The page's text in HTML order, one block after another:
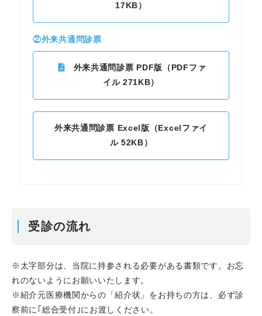
17KB）
②外来共通問診票
外来共通問診票 PDF版（PDFファ
イル 271KB）
外来共通問診票 Excel版（Excelファイ
ル 52KB）
受診の流れ
※太字部分は、当院に持参される必要がある書類です。お忘
れのないようにお願いいたします。
※紹介元医療機関からの「紹介状」をお持ちの方は、必ず診
察前に｢総合受付｣にお渡しください。